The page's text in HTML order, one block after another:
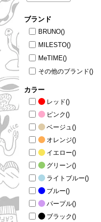
ブランド
BRUNO()
MILESTO()
MeTIME()
その他のブランド()
カラー
レッド()
ピンク()
ベージュ ()
オレンジ()
イエロー()
グリーン()
ライトブルー()
ブルー()
パープル()
ブラック()